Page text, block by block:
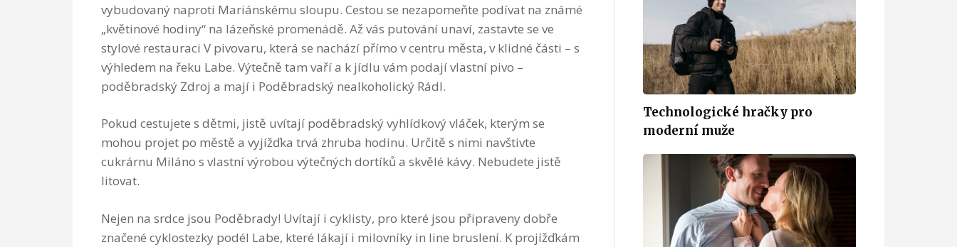
vybudovaný naproti Mariánskému sloupu. Cestou se nezapomeňte podívat na známé
„květinové hodiny“ na lázeňské promenádě. Až vás putování unaví, zastavte se ve
stylové restauraci V pivovaru, která se nachází přímo v centru města, v klidné části – s
výhledem na řeku Labe. Výtečně tam vaří a k jídlu vám podají vlastní pivo –
poděbradský Zdroj a mají i Poděbradský nealkoholický Rádl.
Pokud cestujete s dětmi, jistě uvítají poděbradský vyhlídkový vláček, kterým se
mohou projet po městě a vyjížďka trvá zhruba hodinu. Určitě s nimi navštivte
cukrárnu Miláno s vlastní výrobou výtečných dortíků a skvělé kávy. Nebudete jistě
litovat.
Nejen na srdce jsou Poděbrady! Uvítají i cyklisty, pro které jsou připraveny dobře
značené cyklostezky podél Labe, které lákají i milovníky in line bruslení. K projížďkám
Technologické hračky pro
moderní muže